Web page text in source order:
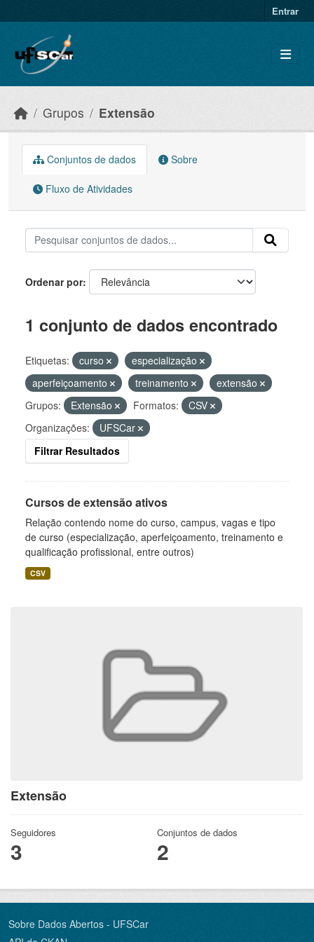
Entrar
Grupos Extensão
Extensão
Seguidores
3
Conjuntos de dados
2
Conjuntos de dados Sobre
Fluxo de Atividades
Ordenar por
1 conjunto de dados encontrado
Etiquetas: curso
especialização
aperfeiçoamento
treinamento
extensão
Grupos:
Extensão Formatos:
CSV
Organizações:
UFSCar
Filtrar Resultados
Cursos de extensão ativos
Relação contendo nome do curso, campus, vagas e tipo
de curso (especialização, aperfeiçoamento, treinamento e
qualificação profissional, entre outros)
CSV
Sobre Dados Abertos - UFSCar